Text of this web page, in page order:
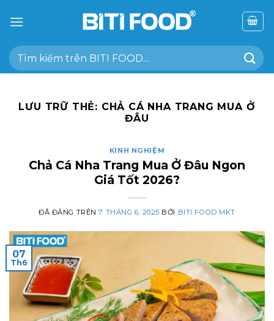
đến
dung
Tìm
kiếm:
LƯU TRỮ THẺ: CHẢ CÁ NHA TRANG MUA Ở
ĐÂU
KINH NGHIỆM
Chả Cá Nha Trang Mua Ở Đâu Ngon
Giá Tốt 2026?
ĐÃ ĐĂNG TRÊN7 THÁNG 6, 2025 BỞI BITI FOOD MKT
07
Th6